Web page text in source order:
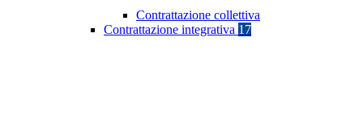
Contrattazione collettiva
Contrattazione integrativa 17